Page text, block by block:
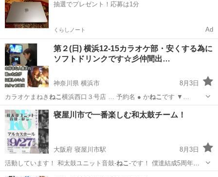
抽選でプレゼント！応募は1分
くらしノート Ad
第２(日) 横浜12-15カラオケ部・安くする為に
ソフトドリンクです☆彡仲間出…
神奈川県 横浜市
8月3日
カラオケまねき ねこ横浜西口３号店 … 予約名 ● かねこ です ▼…
神奈川 横浜市 その他 演歌
寝屋川市で一番楽しむ和太鼓チーム！
大阪府 寝屋川市駅
8月3日
活動しています！ 和太鼓ユニット音鼓‐ねこ ‐です！ 僕達結成5周年の
イベントを…